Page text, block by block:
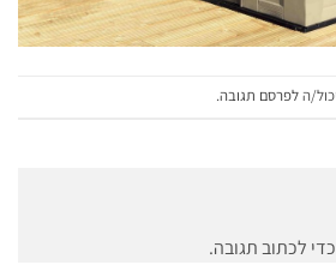
לפרסם תגובה.
כדי לכתוב תגובה.